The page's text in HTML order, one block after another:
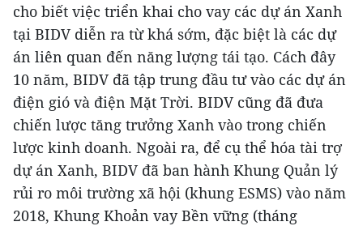
cho biết việc triển khai cho vay các dự án Xanh
tại BIDV diễn ra từ khá sớm, đặc biệt là các dự
án liên quan đến năng lượng tái tạo. Cách đây
10 năm, BIDV đã tập trung đầu tư vào các dự án
điện gió và điện Mặt Trời. BIDV cũng đã đưa
chiến lược tăng trưởng Xanh vào trong chiến
lược kinh doanh. Ngoài ra, để cụ thể hóa tài trợ
dự án Xanh, BIDV đã ban hành Khung Quản lý
rủi ro môi trường xã hội (khung ESMS) vào năm
2018, Khung Khoản vay Bền vững (tháng